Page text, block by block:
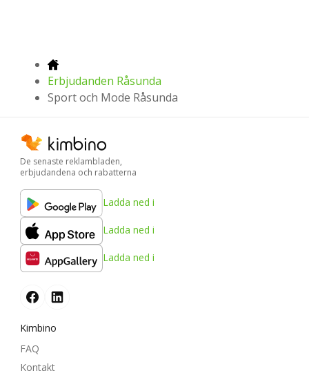
Erbjudanden Råsunda
Sport och Mode Råsunda
De senaste reklambladen,
erbjudandena och rabatterna
Ladda ned i
Ladda ned i
Ladda ned i
Kimbino
FAQ
Kontakt